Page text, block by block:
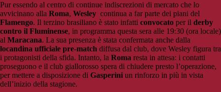
Pur essendo al centro di continue indiscrezioni di mercato che lo
avvicinano alla Roma, Wesley continua a far parte dei piani del
Flamengo. Il terzino brasiliano è stato infatti convocato per il derby
contro il Fluminense, in programma questa sera alle 19:30 (ora locale)
al Maracana. La sua presenza è stata confermata anche dalla
locandina ufficiale pre-match diffusa dal club, dove Wesley figura tra
i protagonisti della sfida. Intanto, la Roma resta in attesa: i contatti
proseguono e il club giallorosso spera di chiudere presto l’operazione,
per mettere a disposizione di Gasperini un rinforzo in più in vista
dell’inizio della stagione.